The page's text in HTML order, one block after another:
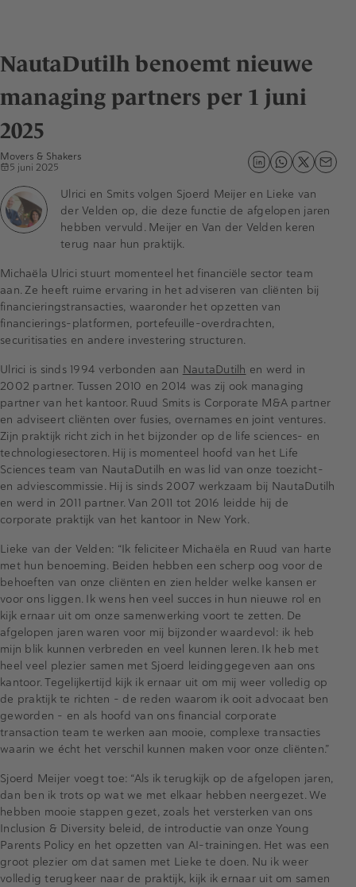
NautaDutilh benoemt nieuwe
managing partners per 1 juni
2025
Movers & Shakers
5 juni 2025
Ulrici en Smits volgen Sjoerd Meijer en Lieke van
der Velden op, die deze functie de afgelopen jaren
hebben vervuld. Meijer en Van der Velden keren
terug naar hun praktijk.
Michaëla Ulrici stuurt momenteel het financiële sector team
aan. Ze heeft ruime ervaring in het adviseren van cliënten bij
financieringstransacties, waaronder het opzetten van
financierings-platformen, portefeuille-overdrachten,
securitisaties en andere investering structuren.
Ulrici is sinds 1994 verbonden aan NautaDutilh en werd in
2002 partner. Tussen 2010 en 2014 was zij ook managing
partner van het kantoor. Ruud Smits is Corporate M&A partner
en adviseert cliënten over fusies, overnames en joint ventures.
Zijn praktijk richt zich in het bijzonder op de life sciences- en
technologiesectoren. Hij is momenteel hoofd van het Life
Sciences team van NautaDutilh en was lid van onze toezicht-
en adviescommissie. Hij is sinds 2007 werkzaam bij NautaDutilh
en werd in 2011 partner. Van 2011 tot 2016 leidde hij de
corporate praktijk van het kantoor in New York.
Lieke van der Velden: “Ik feliciteer Michaëla en Ruud van harte
met hun benoeming. Beiden hebben een scherp oog voor de
behoeften van onze cliënten en zien helder welke kansen er
voor ons liggen. Ik wens hen veel succes in hun nieuwe rol en
kijk ernaar uit om onze samenwerking voort te zetten. De
afgelopen jaren waren voor mij bijzonder waardevol: ik heb
mijn blik kunnen verbreden en veel kunnen leren. Ik heb met
heel veel plezier samen met Sjoerd leidinggegeven aan ons
kantoor. Tegelijkertijd kijk ik ernaar uit om mij weer volledig op
de praktijk te richten – de reden waarom ik ooit advocaat ben
geworden – en als hoofd van ons financial corporate
transaction team te werken aan mooie, complexe transacties
waarin we écht het verschil kunnen maken voor onze cliënten.”
Sjoerd Meijer voegt toe: “Als ik terugkijk op de afgelopen jaren,
dan ben ik trots op wat we met elkaar hebben neergezet. We
hebben mooie stappen gezet, zoals het versterken van ons
Inclusion & Diversity beleid, de introductie van onze Young
Parents Policy en het opzetten van AI-trainingen. Het was een
groot plezier om dat samen met Lieke te doen. Nu ik weer
volledig terugkeer naar de praktijk, kijk ik ernaar uit om samen